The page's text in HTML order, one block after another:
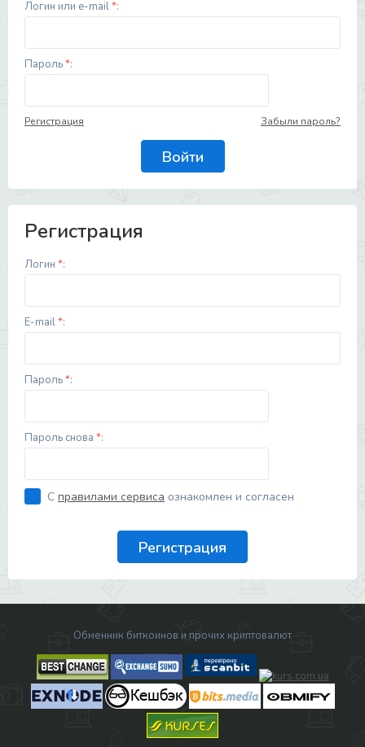
Логин или e-mail*:
Пароль*:
Регистрация Забыли пароль?
Регистрация
Логин *:
E-mail*:
Пароль*:
Пароль снова *:
С правилами сервиса ознакомлен и согласен
Обменник биткоинов и прочих криптовалют